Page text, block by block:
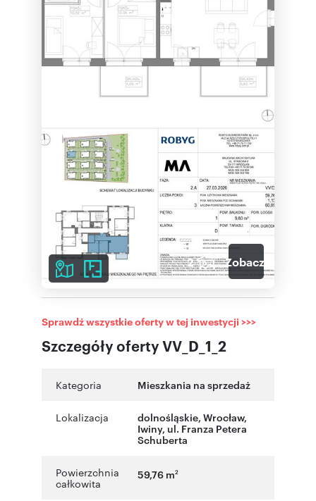
2 Zobacz galerię
Szczegóły oferty VV_D_1_2
Sprawdź wszystkie oferty w tej inwestycji >>>
Kategoria Mieszkania na sprzedaż
Lokalizacja dolnośląskie, Wrocław,
Iwiny, ul. Franza Petera
Schuberta
Powierzchnia
całkowita
59,76 m2